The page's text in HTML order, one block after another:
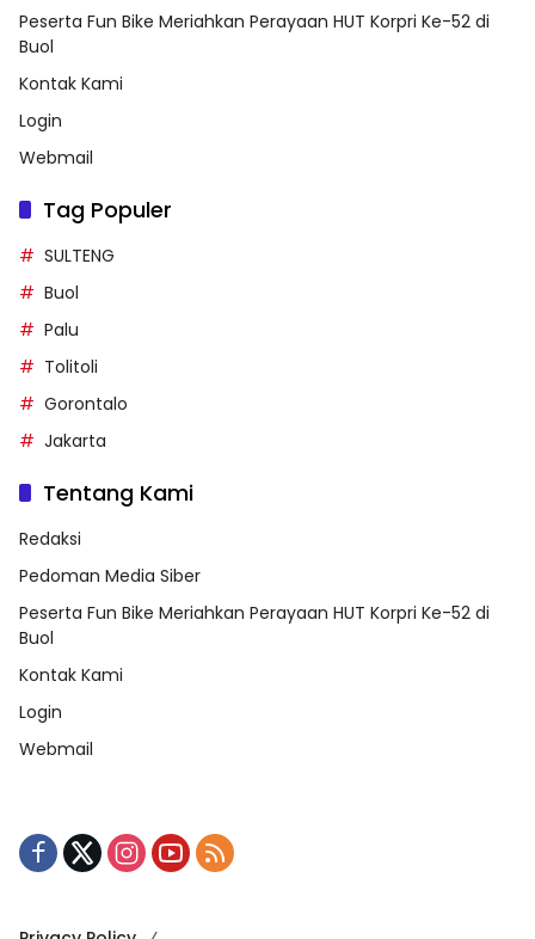
Pedoman Media Siber
Peserta Fun Bike Meriahkan Perayaan HUT Korpri Ke-52 di
Kontak Kami
Login
SULTENG
Buol
Palu
Gorontalo
Redaksi
Pedoman Media Siber
Peserta Fun Bike Meriahkan Perayaan HUT Korpri Ke-52 di
Kontak Kami
Login